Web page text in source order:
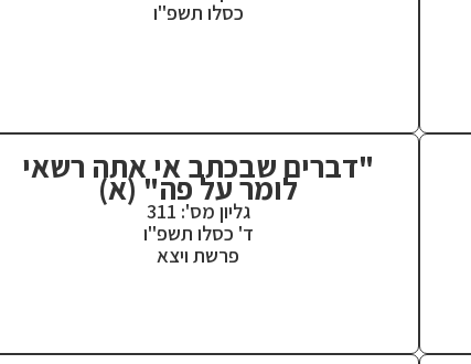
כסלו תשפ"ו
"דברים שבכתב אי אתה רשאי
לומר על פה" (א)
גליון מס': 311
ד' כסלו תשפ"ו
פרשת ויצא